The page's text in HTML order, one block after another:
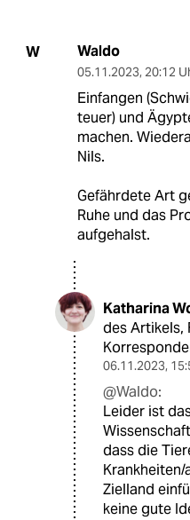
W Waldo
05.11.2023, 20:12
Einfangen
teuer) und
machen.
Nils.
Gefährdete Art
Ruhe und das
aufgehalst.
Katharina
des Artikels,
06.11.2023,
@Waldo:
Leider ist
dass die
Zielland
keine gute